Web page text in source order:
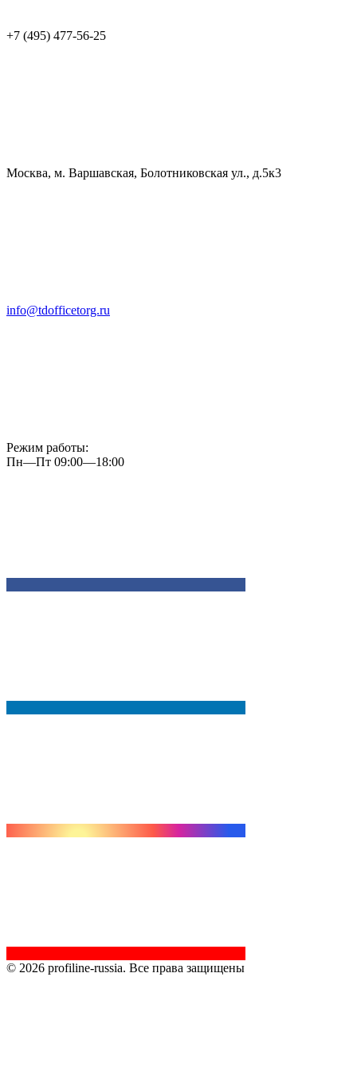
+7 (495) 477-56-25
Москва, м. Варшавская, Болотниковская ул., д.5к3
info@tdofficetorg.ru
Режим работы:
Пн—Пт 09:00—18:00
© 2026 profiline-russia. Все права защищены